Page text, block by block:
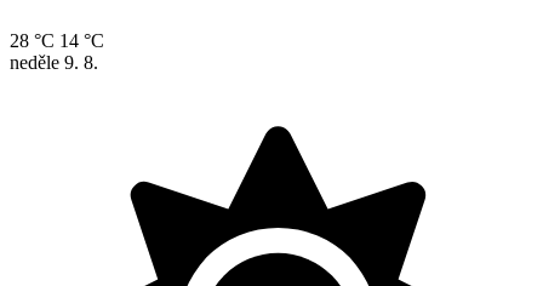
28 °C 14 °C
neděle 9. 8.